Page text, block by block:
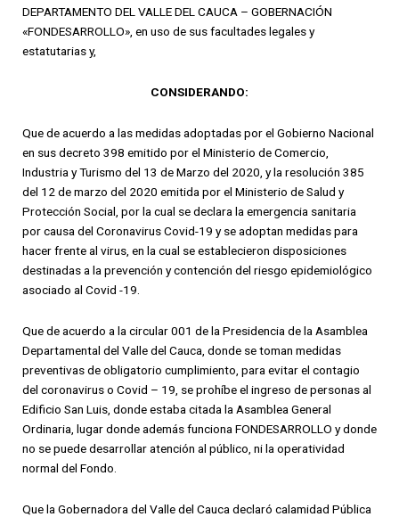
DEPARTAMENTO DEL VALLE DEL CAUCA – GOBERNACIÓN
«FONDESARROLLO», en uso de sus facultades legales y
estatutarias y,
CONSIDERANDO:
Que de acuerdo a las medidas adoptadas por el Gobierno Nacional
en sus decreto 398 emitido por el Ministerio de Comercio,
Industria y Turismo del 13 de Marzo del 2020, y la resolución 385
del 12 de marzo del 2020 emitida por el Ministerio de Salud y
Protección Social, por la cual se declara la emergencia sanitaria
por causa del Coronavirus Covid-19 y se adoptan medidas para
hacer frente al virus, en la cual se establecieron disposiciones
destinadas a la prevención y contención del riesgo epidemiológico
asociado al Covid -19.
Que de acuerdo a la circular 001 de la Presidencia de la Asamblea
Departamental del Valle del Cauca, donde se toman medidas
preventivas de obligatorio cumplimiento, para evitar el contagio
del coronavirus o Covid – 19, se prohíbe el ingreso de personas al
Edificio San Luis, donde estaba citada la Asamblea General
Ordinaria, lugar donde además funciona FONDESARROLLO y donde
no se puede desarrollar atención al público, ni la operatividad
normal del Fondo.
Que la Gobernadora del Valle del Cauca declaró calamidad Pública